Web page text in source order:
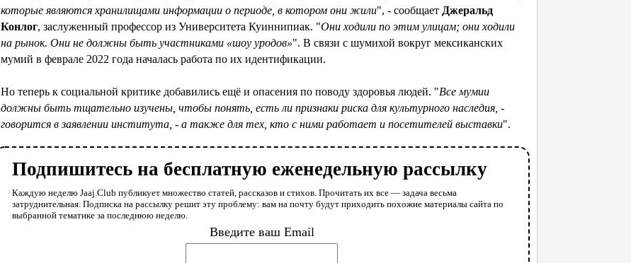
которые являются хранилищами информации о периоде, в котором они жили", - сообщает Джеральд
Конлог, заслуженный профессор из Университета Куиннипиак. "Они ходили по этим улицам; они ходили
на рынок. Они не должны быть участниками «шоу уродов»". В связи с шумихой вокруг мексиканских
мумий в феврале 2022 года началась работа по их идентификации.
Но теперь к социальной критике добавились ещё и опасения по поводу здоровья людей. "Все мумии
должны быть тщательно изучены, чтобы понять, есть ли признаки риска для культурного наследия, -
говорится в заявлении института, - а также для тех, кто с ними работает и посетителей выставки".
Подпишитесь на бесплатную еженедельную рассылку
Каждую неделю Jaaj.Club публикует множество статей, рассказов и стихов. Прочитать их все — задача весьма
затруднительная. Подписка на рассылку решит эту проблему: вам на почту будут приходить похожие материалы сайта по
выбранной тематике за последнюю неделю.
Введите ваш Email